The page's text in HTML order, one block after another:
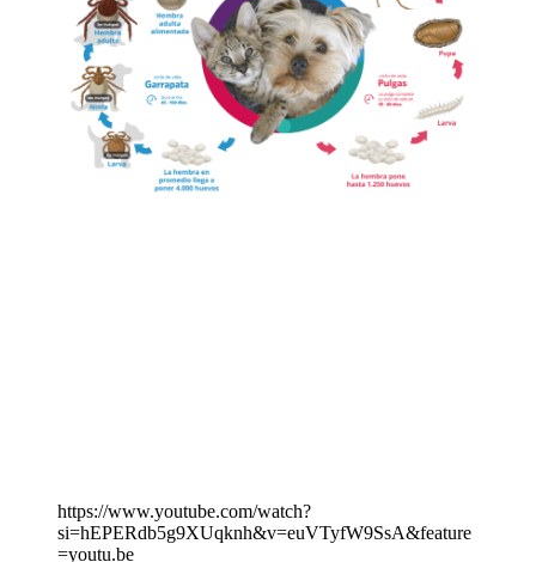
https://www.youtube.com/watch?
si=hEPERdb5g9XUqknh&v=euVTyfW9SsA&feature
=youtu.be